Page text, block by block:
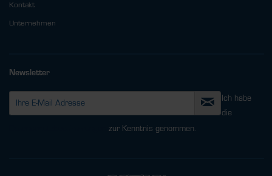
Kontakt
Unternehmen
Newsletter
Ich habe
die
zur Kenntnis genommen.